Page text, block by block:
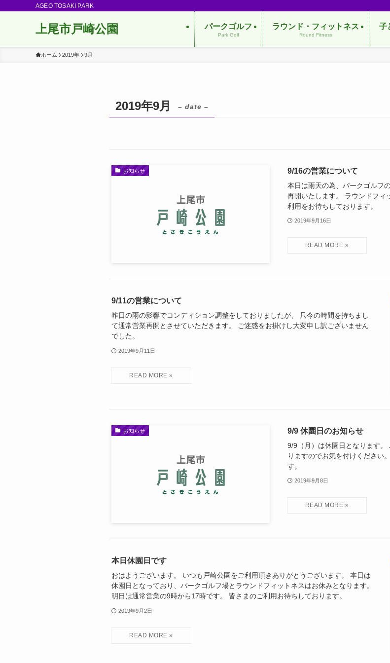
AGEO TOSAKI PARK
上尾市戸崎公園 パークゴルフ
Park Golf
ラウンド・フィットネス
Round Fitness
子
ホーム 2019年 9月
2019年9月 – date –
お知らせ 9/16の営業について
本日は雨天の為、パークゴルフ
再開いたします。 ラウンドフィ
利用をお待ちしております。
2019年9月16日
9/11の営業について
昨日の雨の影響でコンディション調整をしておりましたが、 只今の時間を持ちまし
て通常営業再開とさせていただきます。 ご迷惑をお掛けし大変申し訳ございません
でした。
2019年9月11日
お知らせ 9/9 休園日のお知らせ
9/9（月）は休園日となります
りますのでお気を付けください
す。
2019年9月8日
本日休園日です
おはようございます。 いつも戸崎公園をご利用頂きありがとうございます。 本日は
休園日となっており、パークゴルフ場とラウンドフィットネスはお休みとなります。
明日は通常営業の9時から17時です。 皆さまのご利用お待ちしております。
2019年9月2日